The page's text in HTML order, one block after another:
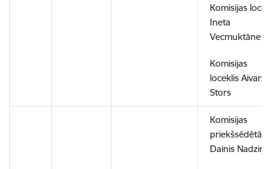
Komisijas
Ineta
Vecmuktāne
Komisijas
loceklis Aivars
Stors
Komisijas
priekšsēdētājs
Dainis Nadziņš